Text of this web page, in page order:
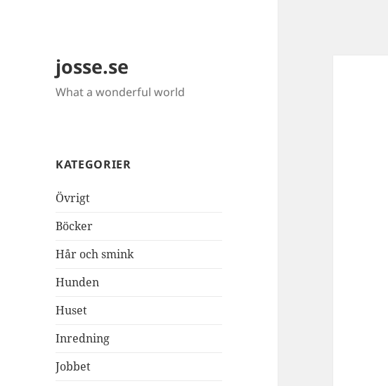
josse.se
What a wonderful world
KATEGORIER
Övrigt
Böcker
Hår och smink
Hunden
Huset
Inredning
Jobbet